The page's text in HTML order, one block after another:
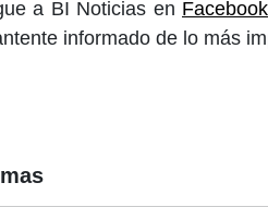
a BI Noticias en Facebook
informado de lo más